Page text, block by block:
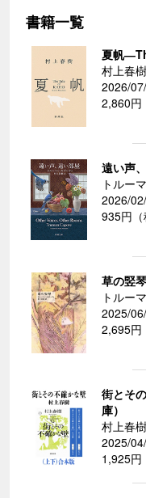
書籍一覧
夏帆
村上春
2026/
2,860円
遠い声
トルー
2026/
935円（
草の竪琴
トルー
2025/
2,695円
街とそ
庫）
村上春
2025/
1,925円